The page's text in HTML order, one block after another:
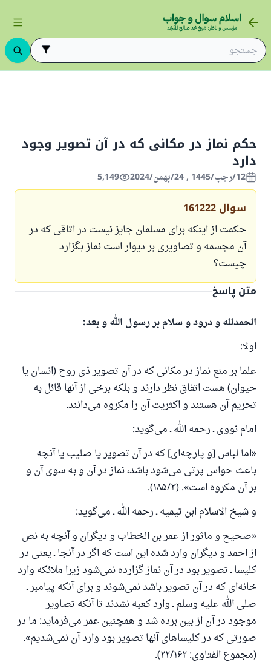
حکم نماز در مکانی که در آن تصویر وجود
دارد
12/رجب/1445 , 24/بهمن/2024 5,149
سوال 161222
حکمت از اینکه برای مسلمان جایز نیست در اتاقی که در
آن مجسمه و تصاویری بر دیوار است نماز بگزارد
چیست؟
متن پاسخ
الحمدلله و درود و سلام بر رسول الله و بعد:
اولا:
علما بر منع نماز در مکانی که در آن تصویر ذی روح (انسان یا
حیوان) هست اتفاق نظر دارند و بلکه برخی از آنها قائل به
تحریم آن هستند و اکثریت آن را مکروه می‌دانند.
امام نووی ـ رحمه الله ـ می‌گوید:
«اما لباس [و پارچه‌ای] که در آن تصویر یا صلیب یا آنچه
باعث حواس پرتی می‌شود باشد، نماز در آن و به سوی آن و
بر آن مکروه است». (۱۸۵/۳).
و شیخ الاسلام ابن تیمیه ـ رحمه الله ـ می‌گوید:
«صحیح و ماثور از عمر بن الخطاب و دیگران و آنچه به نص
از احمد و دیگران وارد شده این است که اگر در آنجا ـ یعنی در
کلیسا ـ تصویر بود در آن نماز گزارده نمی‌شود زیرا ملائکه وارد
خانه‌ای که در آن تصویر باشد نمی‌شوند و برای آنکه پیامبر ـ
صلی الله علیه وسلم ـ وارد کعبه نشدند تا آنکه تصاویر
موجود در آن از بین برده شد و همچنین عمر می‌فرماید: ما در
صورتی که در کلیساهای آنها تصویر بود وارد آن نمی‌شدیم».
(مجموع الفتاوی: ۲۲/۱۶۲).